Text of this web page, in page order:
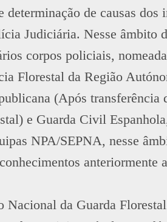
determinação de causas dos
Judiciária. Nesse âmbito
corpos policiais,
Florestal da Região
(Após transferência
e Guarda Civil
NPA/SEPNA, nesse
conhecimentos anteriormente
Nacional da Guarda